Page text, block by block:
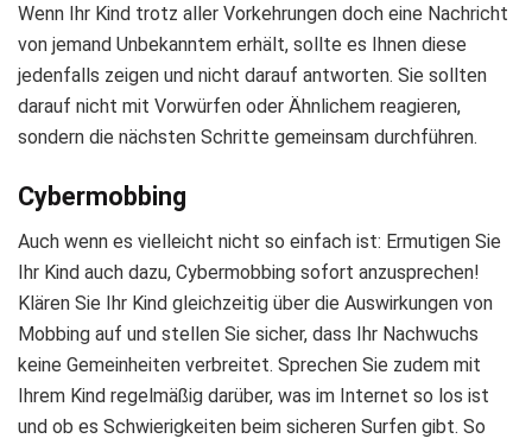
Wenn Ihr Kind trotz aller Vorkehrungen doch eine Nachricht
von jemand Unbekanntem erhält, sollte es Ihnen diese
jedenfalls zeigen und nicht darauf antworten. Sie sollten
darauf nicht mit Vorwürfen oder Ähnlichem reagieren,
sondern die nächsten Schritte gemeinsam durchführen.
Cybermobbing
Auch wenn es vielleicht nicht so einfach ist: Ermutigen Sie
Ihr Kind auch dazu, Cybermobbing sofort anzusprechen!
Klären Sie Ihr Kind gleichzeitig über die Auswirkungen von
Mobbing auf und stellen Sie sicher, dass Ihr Nachwuchs
keine Gemeinheiten verbreitet. Sprechen Sie zudem mit
Ihrem Kind regelmäßig darüber, was im Internet so los ist
und ob es Schwierigkeiten beim sicheren Surfen gibt. So